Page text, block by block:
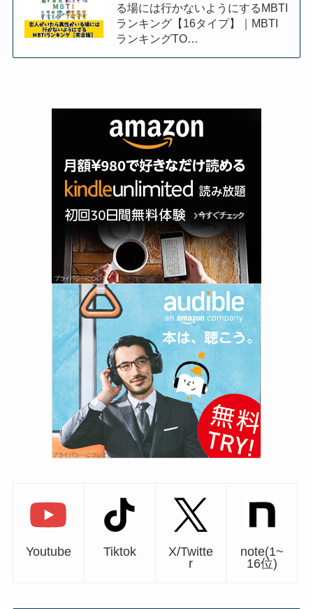
る場には行かないようにするMBTI
ランキング【16タイプ】｜MBTI
ランキングTO…
Youtube Tiktok
X/Twitte
r
note(1~
16位)